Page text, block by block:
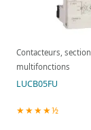
Contacteurs,
multifonctions
LUCB05FU
★★★★½